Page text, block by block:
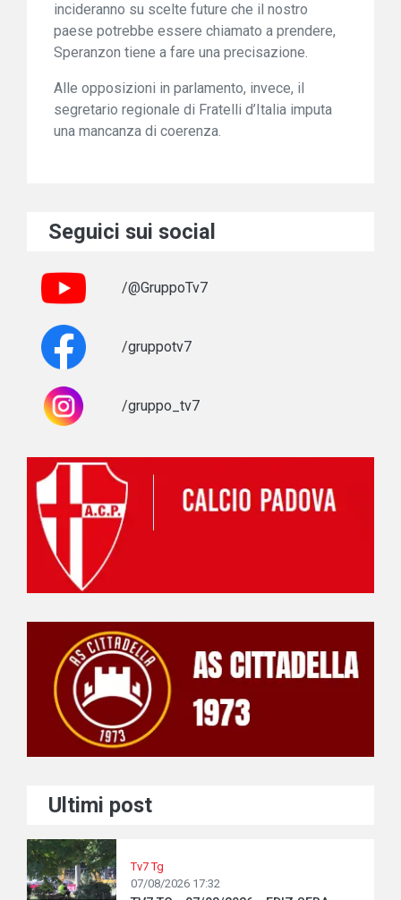
incideranno su scelte future che il nostro
paese potrebbe essere chiamato a prendere,
Speranzon tiene a fare una precisazione.
Alle opposizioni in parlamento, invece, il
segretario regionale di Fratelli d’Italia imputa
una mancanza di coerenza.
Seguici sui social
/@GruppoTv7
/gruppotv7
/gruppo_tv7
Ultimi post
Tv7 Tg
07/08/2026 17:32